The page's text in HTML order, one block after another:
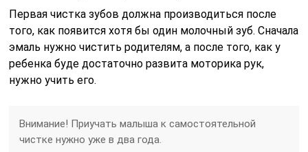
Первая чистка зубов должна производиться после
того, как появится хотя бы один молочный зуб. Сначала
эмаль нужно чистить родителям, а после того, как у
ребенка буде достаточно развита моторика рук,
нужно учить его.
Внимание! Приучать малыша к самостоятельной
чистке нужно уже в два года.